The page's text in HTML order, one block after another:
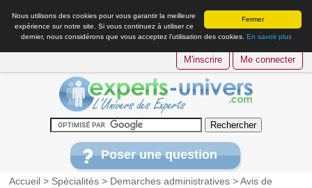
Fermer
Nous utilisons des cookies pour vous garantir la meilleure
expérience sur notre site. Si vous continuez à utiliser ce
dernier, nous considérons que vous acceptez l’utilisation des cookies. En savoir plus
M'inscrire Me connecter
Poser une question
Accueil > Spécialités > Demarches administratives >Avis de